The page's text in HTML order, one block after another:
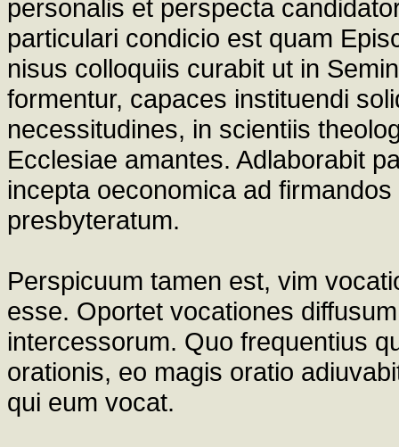
personalis et perspecta
particulari condicio est quam
nisus colloquiis curabit ut in
formentur, capaces instituendi
necessitudines, in scientiis
Ecclesiae amantes. Adlaborabit
incepta oeconomica ad
presbyteratum.
Perspicuum tamen est, vim
esse. Oportet vocationes
intercessorum. Quo frequentius
orationis, eo magis oratio
qui eum vocat.